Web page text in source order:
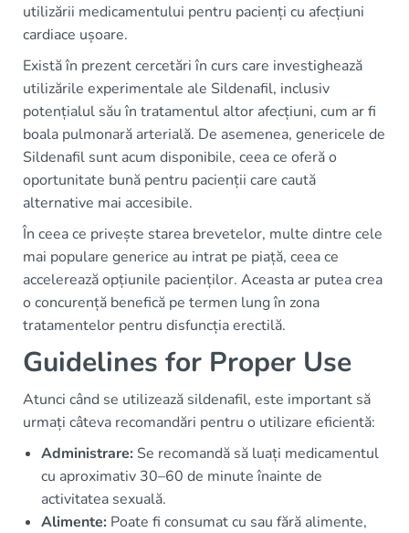
utilizării medicamentului pentru pacienți cu afecțiuni
cardiace ușoare.
Există în prezent cercetări în curs care investighează
utilizările experimentale ale Sildenafil, inclusiv
potențialul său în tratamentul altor afecțiuni, cum ar fi
boala pulmonară arterială. De asemenea, genericele de
Sildenafil sunt acum disponibile, ceea ce oferă o
oportunitate bună pentru pacienții care caută
alternative mai accesibile.
În ceea ce privește starea brevetelor, multe dintre cele
mai populare generice au intrat pe piață, ceea ce
accelerează opțiunile pacienților. Aceasta ar putea crea
o concurență benefică pe termen lung în zona
tratamentelor pentru disfuncția erectilă.
Guidelines for Proper Use
Atunci când se utilizează sildenafil, este important să
urmați câteva recomandări pentru o utilizare eficientă:
Administrare: Se recomandă să luați medicamentul
cu aproximativ 30–60 de minute înainte de
activitatea sexuală.
Alimente: Poate fi consumat cu sau fără alimente,